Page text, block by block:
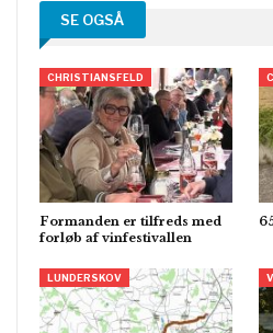
SE OGSÅ
CHRISTIANSFELD
Formanden er tilfreds med
forløb af vinfestivallen
LUNDERSKOV